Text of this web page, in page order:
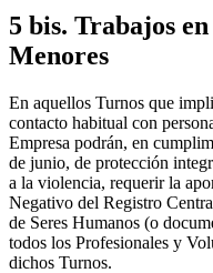
5 bis. Trabajos
Menores
En aquellos Turnos que
contacto habitual con
Empresa podrán, en
de junio, de protección
a la violencia, requerir la
Negativo del Registro
de Seres Humanos (o
todos los Profesionales y
dichos Turnos.